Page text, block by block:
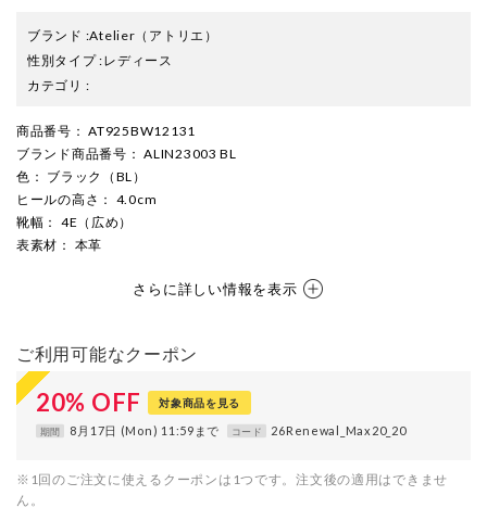
ブランド :Atelier （アトリエ）
性別タイプ:レディース
カテゴリ :
商品番号 ： AT925BW12131
ブランド商品番号 ： ALIN23003 BL
色 ： ブラック（BL）
ヒールの高さ ： 4.0cm
靴幅 ： 4E（広め）
表素材 ： 本革
さらに詳しい情報を表示
ご利用可能なクーポン
20% OFF 対象商品を見る
期間 8月17日 (Mon) 11:59まで コード 26Renewal_Max20_20
※1回のご注文に使えるクーポンは1つです。注文後の適用はできませ
ん。